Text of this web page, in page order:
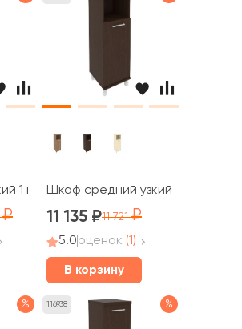
1 низкая дверь стекло правый
Шкаф средний узкий 1 низкая
11 135 11 721
5.0оценок (1)
В корзину
% 116938 %